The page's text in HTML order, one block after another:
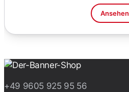
Ansehen
+49 9605 925 95 56